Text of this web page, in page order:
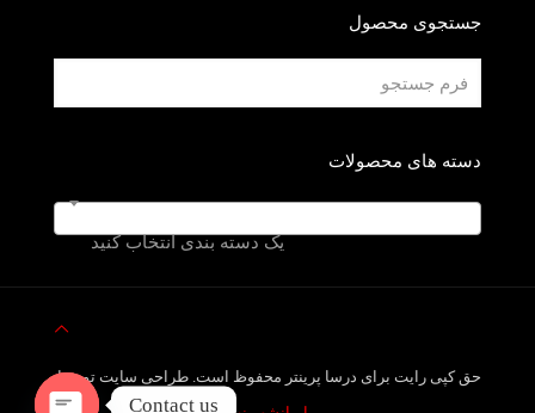
جستجوی محصول
دسته های محصولات
یک دسته بندی انتخاب کنید
حق کپی رایت برای درسا پرینتر محفوظ است. طراحی سایت توسط
Contact us